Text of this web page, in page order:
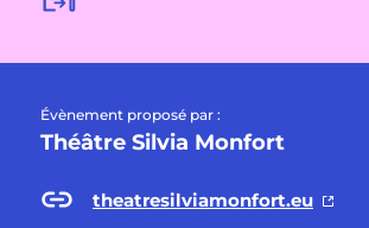
Évènement proposé par :
Théâtre Silvia Monfort
theatresilviamonfort.eu